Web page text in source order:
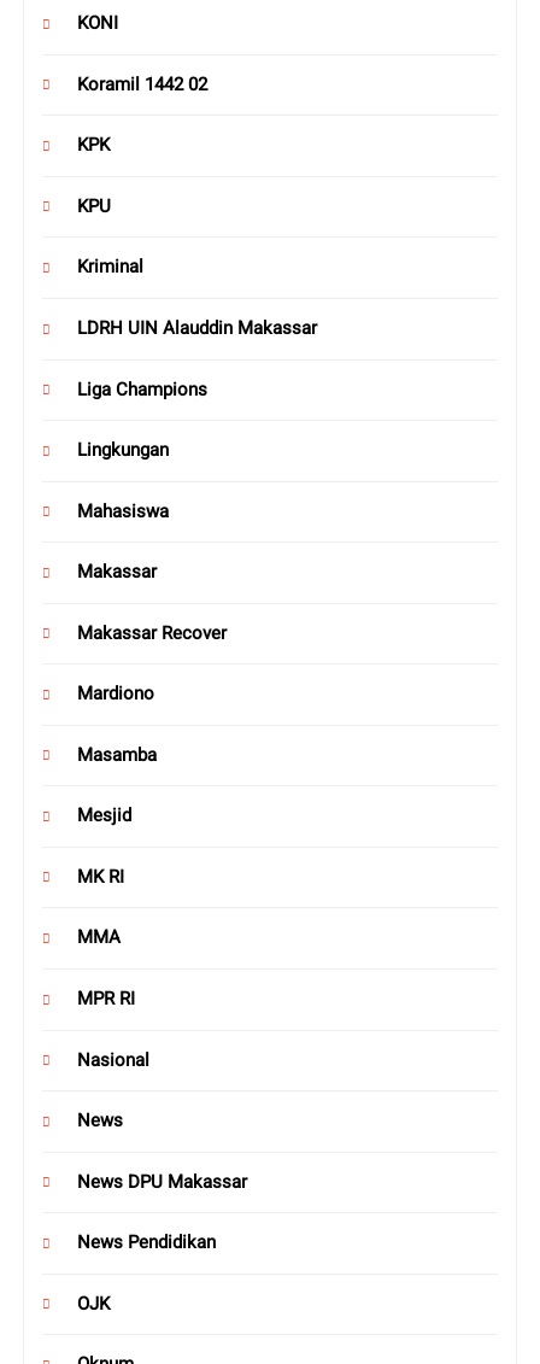
KONI
Koramil 1442 02
KPK
KPU
Kriminal
LDRH UIN Alauddin Makassar
Liga Champions
Lingkungan
Mahasiswa
Makassar
Makassar Recover
Mardiono
Masamba
Mesjid
MK RI
MMA
MPR RI
Nasional
News
News DPU Makassar
News Pendidikan
OJK